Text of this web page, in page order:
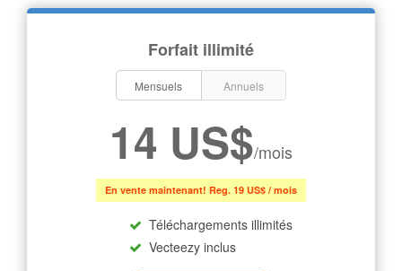
Forfait illimité
Mensuels Annuels
14 US$/mois
En vente maintenant! Reg. 19 US$ / mois
Téléchargements illimités
Vecteezy inclus